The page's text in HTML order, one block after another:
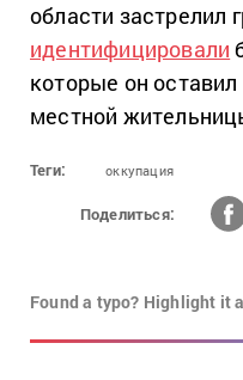
области застрелил
идентифицировали
которые он
местной
Теги: оккупация
Поделиться:
Found a typo? Highlight it